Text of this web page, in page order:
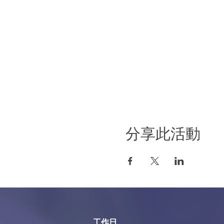
分享此活動
工作日